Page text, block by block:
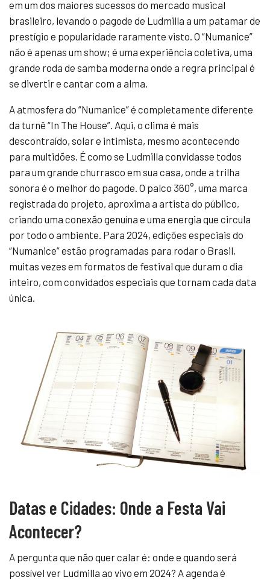
em um dos maiores sucessos do mercado musical
brasileiro, levando o pagode de Ludmilla a um patamar de
prestígio e popularidade raramente visto. O “Numanice”
não é apenas um show; é uma experiência coletiva, uma
grande roda de samba moderna onde a regra principal é
se divertir e cantar com a alma.
A atmosfera do “Numanice” é completamente diferente
da turnê “In The House”. Aqui, o clima é mais
descontraído, solar e intimista, mesmo acontecendo
para multidões. É como se Ludmilla convidasse todos
para um grande churrasco em sua casa, onde a trilha
sonora é o melhor do pagode. O palco 360°, uma marca
registrada do projeto, aproxima a artista do público,
criando uma conexão genuína e uma energia que circula
por todo o ambiente. Para 2024, edições especiais do
“Numanice” estão programadas para rodar o Brasil,
muitas vezes em formatos de festival que duram o dia
inteiro, com convidados especiais que tornam cada data
única.
Datas e Cidades: Onde a Festa Vai
Acontecer?
A pergunta que não quer calar é: onde e quando será
possível ver Ludmilla ao vivo em 2024? A agenda é